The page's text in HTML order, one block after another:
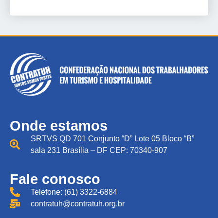
Onde estamos
SRTVS QD 701 Conjunto “D” Lote 05 Bloco “B”
sala 231 Brasília – DF CEP: 70340-907
Fale conosco
Telefone: (61) 3322-6884
contratuh@contratuh.org.br